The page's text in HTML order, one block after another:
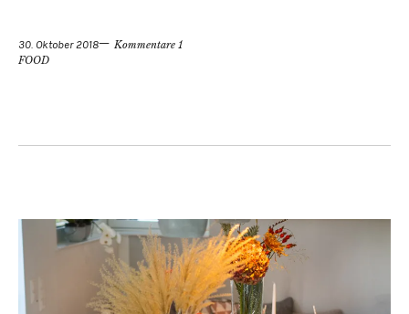
30. Oktober 2018
Kommentare 1
FOOD